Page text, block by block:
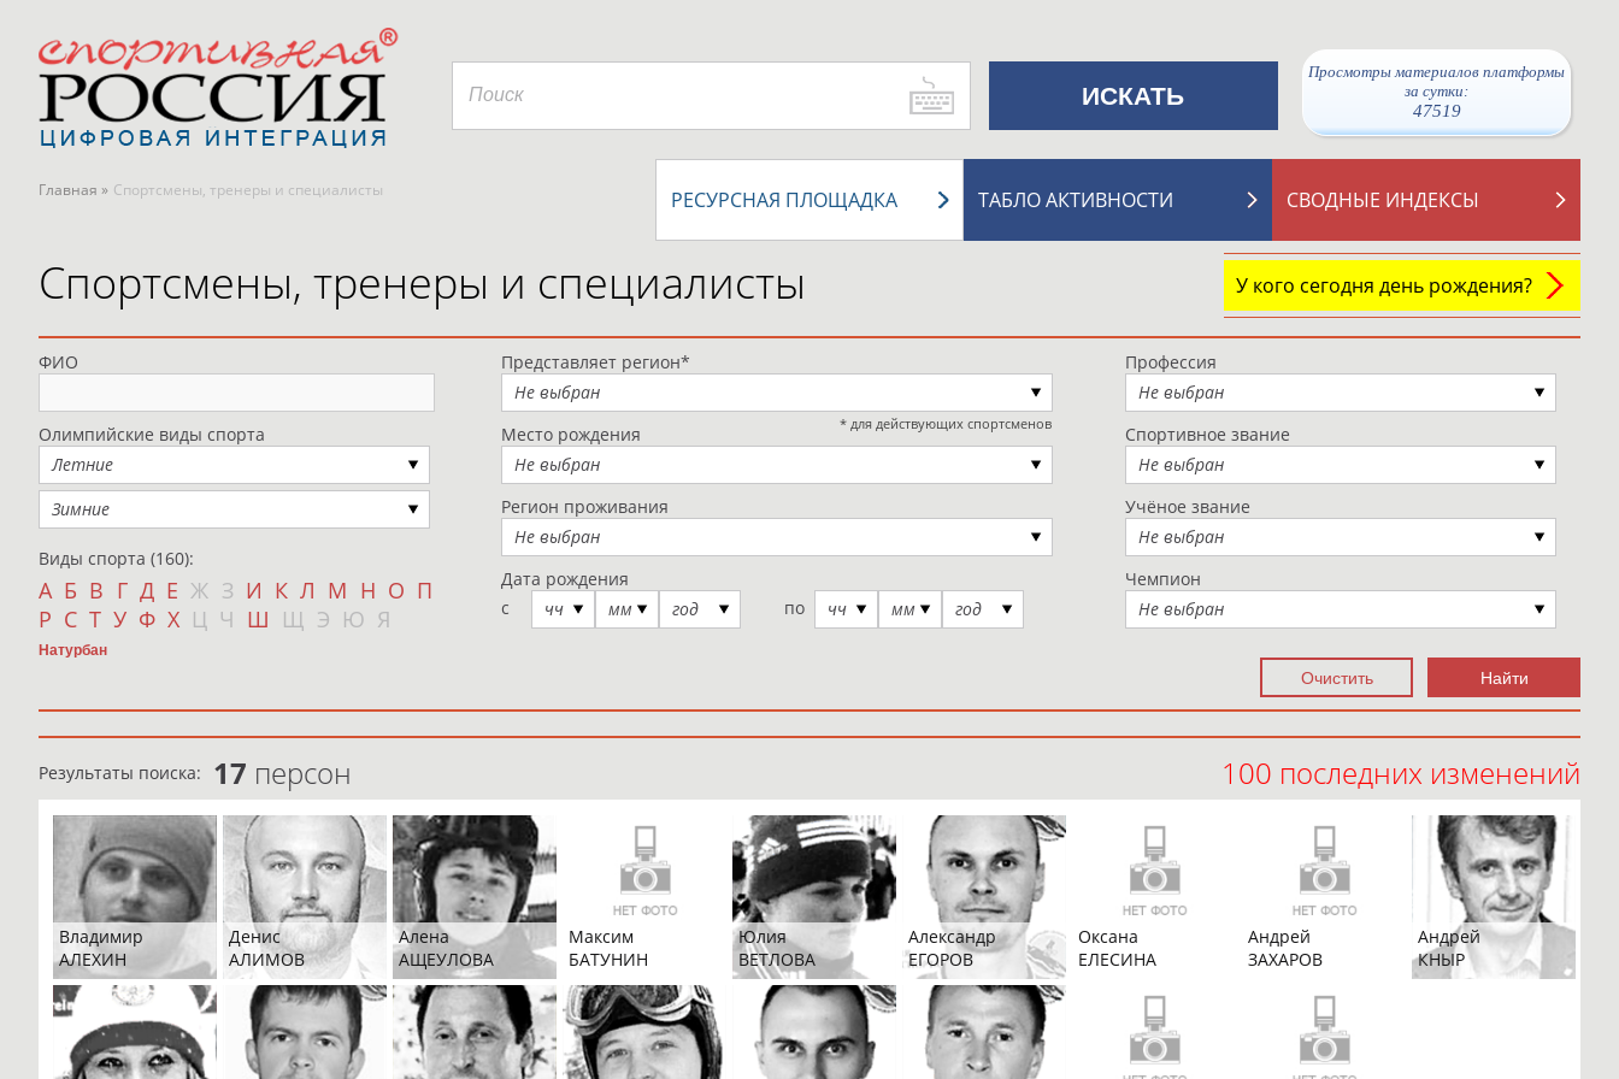
Просмотры материалов платформы
за сутки:
47519
Главная » Спортсмены, тренеры и специалисты СВОДНЫЕ ИНДЕКСЫ
ТАБЛО АКТИВНОСТИ
РЕСУРСНАЯ ПЛОЩАДКА
У кого сегодня день рождения?
Спортсмены, тренеры и специалисты
ФИО
Олимпийские виды спорта
Летние
Зимние
Виды спорта (160):
А Б В Г Д Е Ж З И К Л М Н О П
Р С Т У Ф Х Ц Ч Ш Щ Э Ю Я
Натурбан
Представляет регион*
Не выбран
* для действующих спортсменов
Место рождения
Не выбран
Регион проживания
Не выбран
Дата рождения
с
чч мм год по чч мм год
Профессия
Не выбран
Спортивное звание
Не выбран
Учёное звание
Не выбран
Чемпион
Не выбран
Результаты поиска: 17 персон 100 последних изменений
Владимир
АЛЕХИН
Денис
АЛИМОВ
Алена
АЩЕУЛОВА
Максим
БАТУНИН
Юлия
ВЕТЛОВА
Александр
ЕГОРОВ
Оксана
ЕЛЕСИНА
Андрей
ЗАХАРОВ
Андрей
КНЫР